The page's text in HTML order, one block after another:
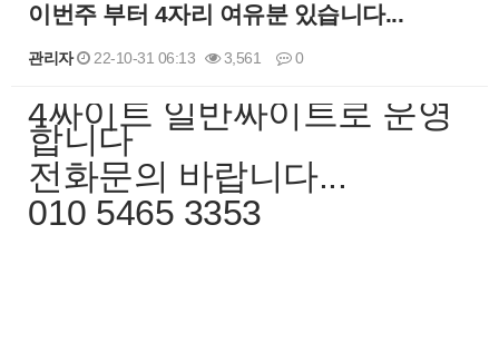
이번주 부터 4자리 여유분 있습니다...
관리자 22-10-31 06:13 3,561 0
본문
4싸이트 일반싸이트로 운영
합니다
전화문의 바랍니다...
010 5465 3353